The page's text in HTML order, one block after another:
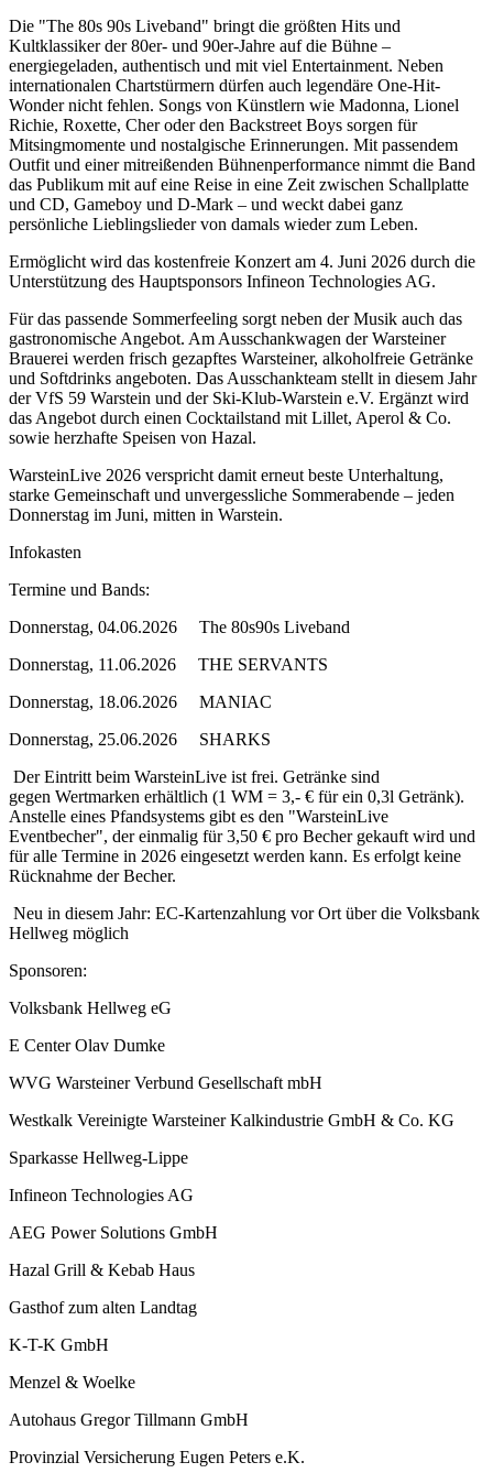
Die "The 80s 90s Liveband" bringt die größten Hits und
Kultklassiker der 80er- und 90er-Jahre auf die Bühne –
energiegeladen, authentisch und mit viel Entertainment. Neben
internationalen Chartstürmern dürfen auch legendäre One-Hit-
Wonder nicht fehlen. Songs von Künstlern wie Madonna, Lionel
Richie, Roxette, Cher oder den Backstreet Boys sorgen für
Mitsingmomente und nostalgische Erinnerungen. Mit passendem
Outfit und einer mitreißenden Bühnenperformance nimmt die Band
das Publikum mit auf eine Reise in eine Zeit zwischen Schallplatte
und CD, Gameboy und D-Mark – und weckt dabei ganz
persönliche Lieblingslieder von damals wieder zum Leben.
Ermöglicht wird das kostenfreie Konzert am 4. Juni 2026 durch die
Unterstützung des Hauptsponsors Infineon Technologies AG.
Für das passende Sommerfeeling sorgt neben der Musik auch das
gastronomische Angebot. Am Ausschankwagen der Warsteiner
Brauerei werden frisch gezapftes Warsteiner, alkoholfreie Getränke
und Softdrinks angeboten. Das Ausschankteam stellt in diesem Jahr
der VfS 59 Warstein und der Ski-Klub-Warstein e.V. Ergänzt wird
das Angebot durch einen Cocktailstand mit Lillet, Aperol & Co.
sowie herzhafte Speisen von Hazal.
WarsteinLive 2026 verspricht damit erneut beste Unterhaltung,
starke Gemeinschaft und unvergessliche Sommerabende – jeden
Donnerstag im Juni, mitten in Warstein.
Infokasten
Termine und Bands:
Donnerstag, 04.06.2026 The 80s90s Liveband
Donnerstag, 11.06.2026 THE SERVANTS
Donnerstag, 18.06.2026 MANIAC
Donnerstag, 25.06.2026 SHARKS
Der Eintritt beim WarsteinLive ist frei. Getränke sind
gegen Wertmarken erhältlich (1 WM = 3,- € für ein 0,3l Getränk).
Anstelle eines Pfandsystems gibt es den "WarsteinLive
Eventbecher", der einmalig für 3,50 € pro Becher gekauft wird und
für alle Termine in 2026 eingesetzt werden kann. Es erfolgt keine
Rücknahme der Becher.
Neu in diesem Jahr: EC-Kartenzahlung vor Ort über die Volksbank
Hellweg möglich
Sponsoren:
Volksbank Hellweg eG
E Center Olav Dumke
WVG Warsteiner Verbund Gesellschaft mbH
Westkalk Vereinigte Warsteiner Kalkindustrie GmbH & Co. KG
Sparkasse Hellweg-Lippe
Infineon Technologies AG
AEG Power Solutions GmbH
Hazal Grill & Kebab Haus
Gasthof zum alten Landtag
K-T-K GmbH
Menzel & Woelke
Autohaus Gregor Tillmann GmbH
Provinzial Versicherung Eugen Peters e.K.